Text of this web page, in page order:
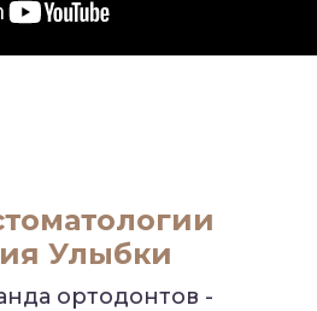
Улыбки
ортодонтов -